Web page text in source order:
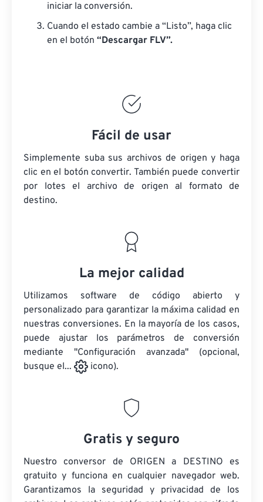
iniciar la conversión.
Cuando el estado cambie a “Listo”, haga clic
en el botón “Descargar FLV”.
Fácil de usar
Simplemente suba sus archivos de origen y haga
clic en el botón convertir. También puede convertir
por lotes el archivo de origen al formato de
destino.
La mejor calidad
Utilizamos software de código abierto y
personalizado para garantizar la máxima calidad en
nuestras conversiones. En la mayoría de los casos,
puede ajustar los parámetros de conversión
mediante "Configuración avanzada" (opcional,
busque el...
icono).
Gratis y seguro
Nuestro conversor de ORIGEN a DESTINO es
gratuito y funciona en cualquier navegador web.
Garantizamos la seguridad y privacidad de los